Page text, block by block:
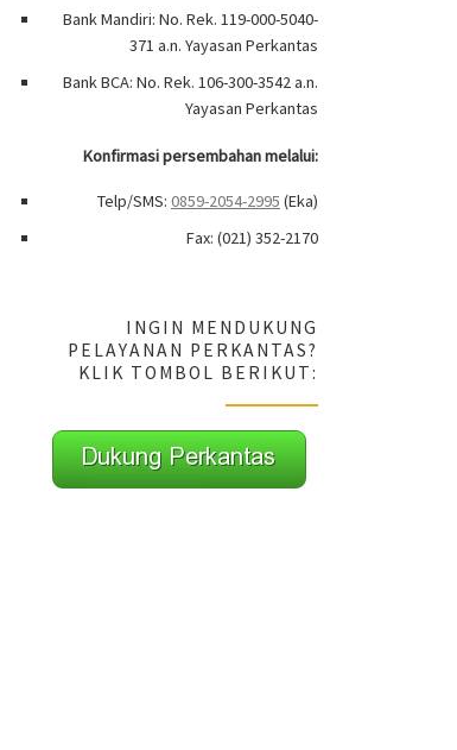
Bank Mandiri: No. Rek. 119-000-5040-
371 a.n. Yayasan Perkantas
Bank BCA: No. Rek. 106-300-3542 a.n.
Yayasan Perkantas
Konfirmasi persembahan melalui:
Telp/SMS: 0859-2054-2995 (Eka)
Fax: (021) 352-2170
INGIN MENDUKUNG
PELAYANAN PERKANTAS?
KLIK TOMBOL BERIKUT: